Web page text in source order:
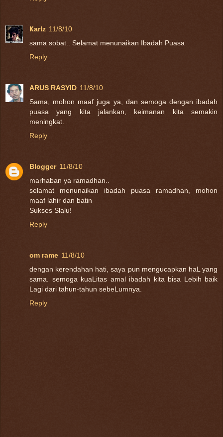
Ҝarlz 11/8/10
sama sobat.. Selamat menunaikan Ibadah Puasa
Reply
ARUS RASYID 11/8/10
Sama, mohon maaf juga ya, dan semoga dengan ibadah
puasa yang kita jalankan, keimanan kita semakin
meningkat.
Reply
Blogger 11/8/10
marhaban ya ramadhan..
selamat menunaikan ibadah puasa ramadhan, mohon
maaf lahir dan batin
Sukses Slalu!
Reply
om rame 11/8/10
dengan kerendahan hati, saya pun mengucapkan haL yang
sama. semoga kuaLitas amal ibadah kita bisa Lebih baik
Lagi dari tahun-tahun sebeLumnya.
Reply